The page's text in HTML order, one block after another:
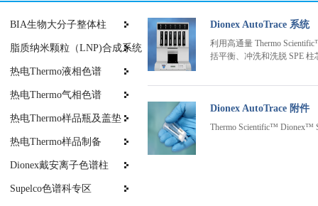
BIA生物大分子整体柱
脂质纳米颗粒（LNP)合成系统
热电Thermo液相色谱
热电Thermo气相色谱
热电Thermo样品瓶及盖垫
热电Thermo样品制备
Dionex戴安离子色谱柱
Supelco色谱科专区
Dionex AutoTrace 系统
利用高通量 Thermo
括平衡、冲洗和洗脱 SPE 柱
Dionex AutoTrace 附件
Thermo Scientific™